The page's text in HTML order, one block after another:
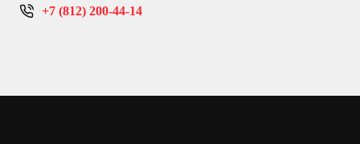
+7 (812) 200-44-14